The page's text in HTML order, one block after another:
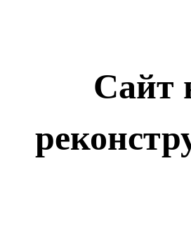
Сайт